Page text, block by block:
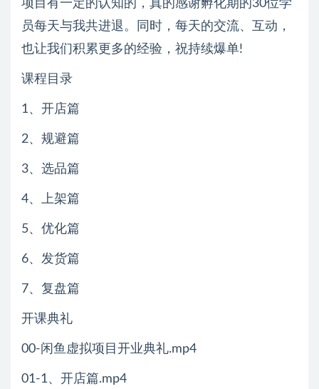
项目有一定的认知的，真的感谢孵化期的30位学
员每天与我共进退。同时，每天的交流、互动，
也让我们积累更多的经验，祝持续爆单!
课程目录
1、开店篇
2、规避篇
3、选品篇
4、上架篇
5、优化篇
6、发货篇
7、复盘篇
开课典礼
00-闲鱼虚拟项目开业典礼.mp4
01-1、开店篇.mp4